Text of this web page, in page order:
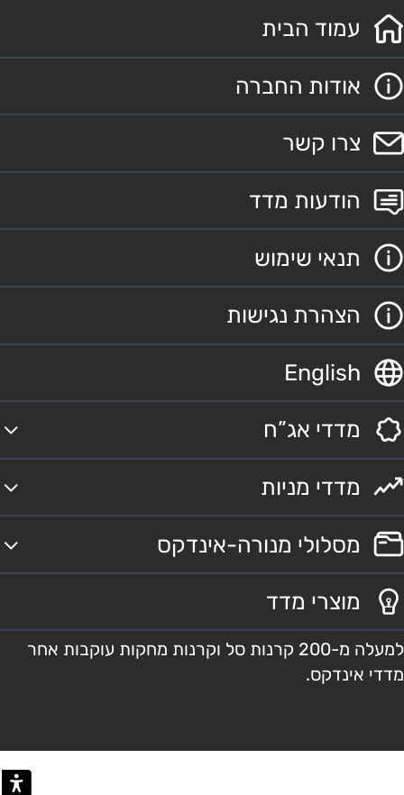
עמוד הבית
אודות החברה
צרו קשר
הודעות מדד
תנאי שימוש
הצהרת נגישות
English
מדדי אג”ח
מדדי מניות
מסלולי מנורה-אינדקס
מוצרי מדד
למעלה מ-200 קרנות סל וקרנות מחקות עוקבות אחר
מדדי אינדקס.